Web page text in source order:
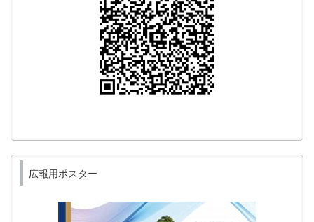
広報用ポスター